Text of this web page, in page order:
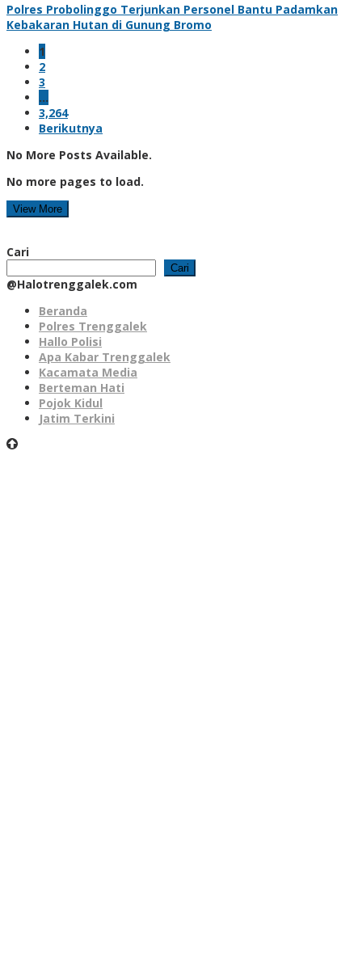
Polres Probolinggo Terjunkan Personel Bantu Padamkan
Kebakaran Hutan di Gunung Bromo
1
2
3
…
3,264
Berikutnya
No More Posts Available.
No more pages to load.
View More
Cari
Cari
@Halotrenggalek.com
Beranda
Polres Trenggalek
Hallo Polisi
Apa Kabar Trenggalek
Kacamata Media
Berteman Hati
Pojok Kidul
Jatim Terkini